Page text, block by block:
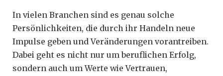
In vielen Branchen sind es genau solche
Persönlichkeiten, die durch ihr Handeln neue
Impulse geben und Veränderungen vorantreiben.
Dabei geht es nicht nur um beruflichen Erfolg,
sondern auch um Werte wie Vertrauen,